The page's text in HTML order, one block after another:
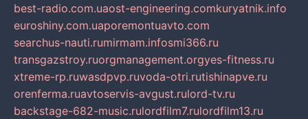
best-radio.com.uaost-engineering.comkuryatnik.info
euroshiny.com.uaporemontuavto.com
searchus-nauti.rumirmam.infosmi366.ru
transgazstroy.ruorgmanagement.orgyes-fitness.ru
xtreme-rp.ruwasdpvp.ruvoda-otri.rutishinapve.ru
orenferma.ruavtoservis-avgust.rulord-tv.ru
backstage-682-music.rulordfilm7.rulordfilm13.ru